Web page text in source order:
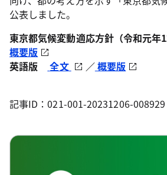
公表しました。
東京都気候変動適応方針（令和元年
概要版
英語版
全文 ／概要版
記事ID：021-001-20231206-008929